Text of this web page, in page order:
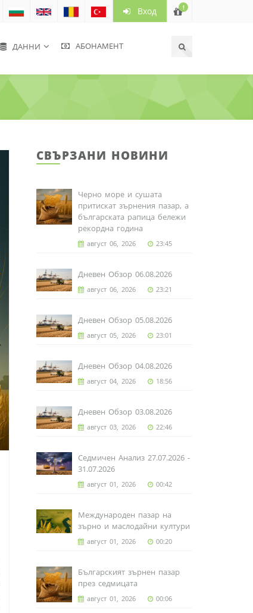
Вход !
ДАННИ АБОНАМЕНТ
СВЪРЗАНИ НОВИНИ
Черно море и сушата
притискат зърнения пазар, а
българската рапица бележи
рекордна година
август 06, 2026 23:45
Дневен Обзор 06.08.2026
август 06, 2026 23:21
Дневен Обзор 05.08.2026
август 05, 2026 23:01
Дневен Обзор 04.08.2026
август 04, 2026 18:56
Дневен Обзор 03.08.2026
август 03, 2026 22:46
Седмичен Анализ 27.07.2026 -
31.07.2026
август 01, 2026 00:42
Международен пазар на
зърно и маслодайни култури
август 01, 2026 00:20
Българският зърнен пазар
през седмицата
август 01, 2026 00:06